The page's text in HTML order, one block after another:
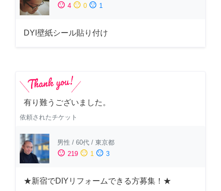
sentiment_satisfied 4 sentiment_neutral 0 sentiment_dissatisfied 1
DYI壁紙シール貼り付け
有り難うございました。
依頼されたチケット
男性 / 60代 / 東京都
sentiment_satisfied 219 sentiment_neutral 1 sentiment_dissatisfied 3
★新宿でDIYリフォームできる方募集！★